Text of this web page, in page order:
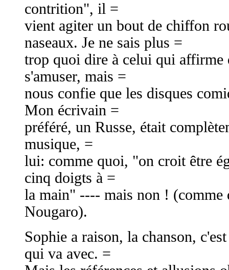
contrition", il =
vient agiter un bout de chiffon
naseaux. Je ne sais plus =
trop quoi dire à celui qui affirme
s'amuser, mais =
nous confie que les disques
Mon écrivain =
préféré, un Russe, était
musique, =
lui: comme quoi, "on croit être
cinq doigts à =
la main" ---- mais non ! (comme
Nougaro).
Sophie a raison, la chanson,
qui va avec. =